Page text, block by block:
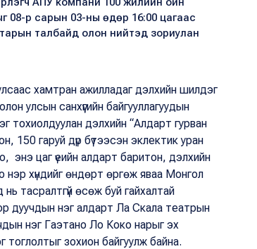
08-р сарын 03-ны өдөр 16:00 цагаас
талбайд олон нийтэд зориулан
хамтран ажилладаг дэлхийн шилдэг
улсын санхүүгийн байгууллагуудын
тохиолдуулан дэлхийн “Алдарт гурван
150 гаруй дүр бүтээсэн эклектик уран
энэ цаг үеийн алдарт баритон, дэлхийн
нэр хүндийг өндөрт өргөж яваа Монгол
тасралтгүй өсөж буй гайхалтай
дуучдын нэг алдарт Ла Скала театрын
нэг Гаэтано Ло Коко нарыг эх
зохион байгуулж байна.